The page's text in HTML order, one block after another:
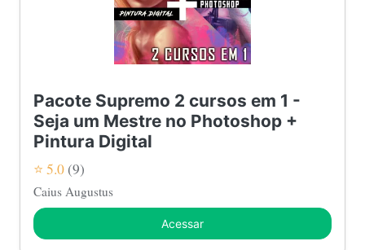
Pacote Supremo 2 cursos em 1 -
Seja um Mestre no Photoshop +
Pintura Digital
⭐ 5.0 (9)
Caius Augustus
Acessar